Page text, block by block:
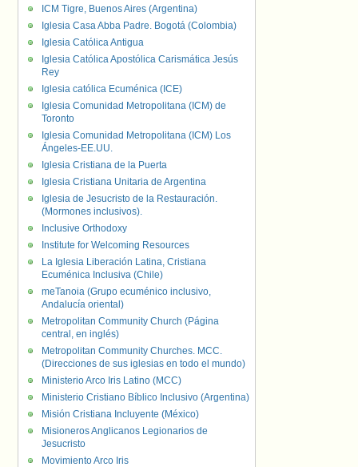
ICM Tigre, Buenos Aires (Argentina)
Iglesia Casa Abba Padre. Bogotá (Colombia)
Iglesia Católica Antigua
Iglesia Católica Apostólica Carismática Jesús
Rey
Iglesia católica Ecuménica (ICE)
Iglesia Comunidad Metropolitana (ICM) de
Toronto
Iglesia Comunidad Metropolitana (ICM) Los
Ángeles-EE.UU.
Iglesia Cristiana de la Puerta
Iglesia Cristiana Unitaria de Argentina
Iglesia de Jesucristo de la Restauración.
(Mormones inclusivos).
Inclusive Orthodoxy
Institute for Welcoming Resources
La Iglesia Liberación Latina, Cristiana
Ecuménica Inclusiva (Chile)
meTanoia (Grupo ecuménico inclusivo,
Andalucía oriental)
Metropolitan Community Church (Página
central, en inglés)
Metropolitan Community Churches. MCC.
(Direcciones de sus iglesias en todo el mundo)
Ministerio Arco Iris Latino (MCC)
Ministerio Cristiano Bíblico Inclusivo (Argentina)
Misión Cristiana Incluyente (México)
Misioneros Anglicanos Legionarios de
Jesucristo
Movimiento Arco Iris